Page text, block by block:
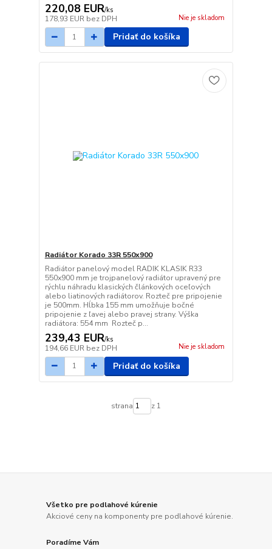
220,08 EUR/ks
178,93 EUR bez DPH Nie je skladom
Pridať do košíka
Radiátor Korado 33R 550x900
Radiátor panelový model RADIK KLASIK R33
550x900 mm je trojpanelový radiátor upravený pre
rýchlu náhradu klasických článkových oceľových
alebo liatinových radiátorov. Rozteč pre pripojenie
je 500mm. Hĺbka 155 mm umožňuje bočné
pripojenie z ľavej alebo pravej strany. Výška
radiátora: 554 mm Rozteč p...
239,43 EUR/ks
194,66 EUR bez DPH Nie je skladom
Pridať do košíka
strana z 1
Všetko pre podlahové kúrenie
Akciové ceny na komponenty pre podlahové kúrenie.
Poradíme Vám